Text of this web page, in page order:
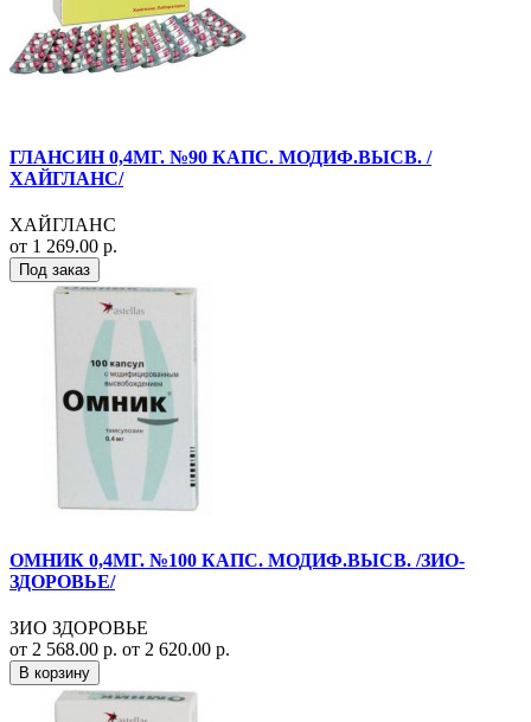
ГЛАНСИН 0,4МГ. №90 КАПС. МОДИФ.ВЫСВ. /
ХАЙГЛАНС/
ХАЙГЛАНС
от 1 269.00 р.
Под заказ
ОМНИК 0,4МГ. №100 КАПС. МОДИФ.ВЫСВ. /ЗИО-
ЗДОРОВЬЕ/
ЗИО ЗДОРОВЬЕ
от 2 568.00 р. от 2 620.00 р.
В корзину